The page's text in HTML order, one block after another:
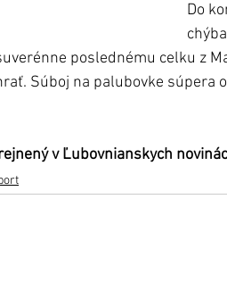
Do
poslednému celku z
Súboj na palubovke súpera
v Ľubovnianskych